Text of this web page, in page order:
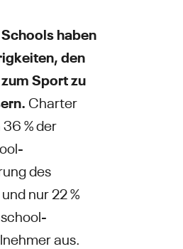
haben
den
Sport zu
Charter
% der
des
nur 22 %
aus.